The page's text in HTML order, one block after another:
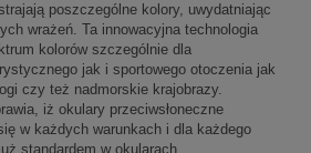
poszczególne kolory, uwydatniając
wrażeń. Ta innowacyjna technologia
kolorów szczególnie dla
jak i sportowego otoczenia jak
czy też nadmorskie krajobrazy.
iż okulary przeciwsłoneczne
w każdych warunkach i dla każdego
standardem w okularach